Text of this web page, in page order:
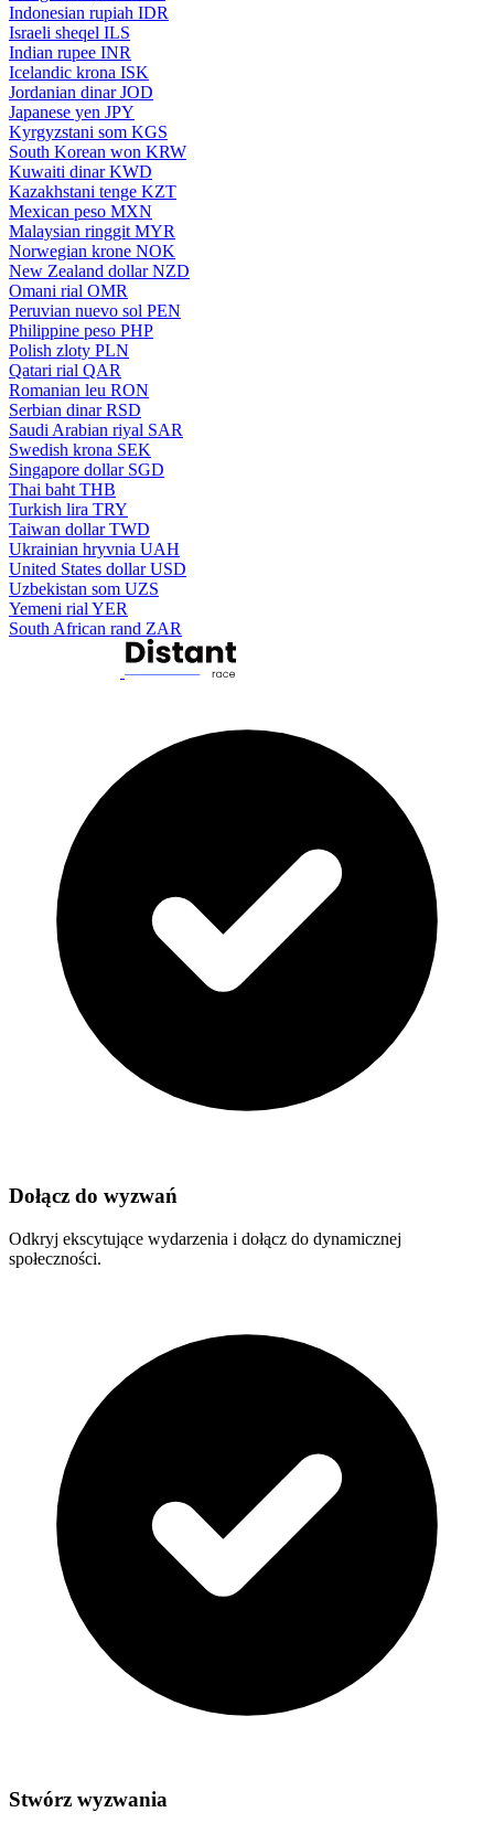
Indonesian rupiah IDR
Israeli sheqel ILS
Indian rupee INR
Icelandic krona ISK
Jordanian dinar JOD
Japanese yen JPY
Kyrgyzstani som KGS
South Korean won KRW
Kuwaiti dinar KWD
Kazakhstani tenge KZT
Mexican peso MXN
Malaysian ringgit MYR
Norwegian krone NOK
New Zealand dollar NZD
Omani rial OMR
Peruvian nuevo sol PEN
Philippine peso PHP
Polish zloty PLN
Qatari rial QAR
Romanian leu RON
Serbian dinar RSD
Saudi Arabian riyal SAR
Swedish krona SEK
Singapore dollar SGD
Thai baht THB
Turkish lira TRY
Taiwan dollar TWD
Ukrainian hryvnia UAH
United States dollar USD
Uzbekistan som UZS
Yemeni rial YER
South African rand ZAR
Dołącz do wyzwań
Odkryj ekscytujące wydarzenia i dołącz do dynamicznej
społeczności.
Stwórz wyzwania